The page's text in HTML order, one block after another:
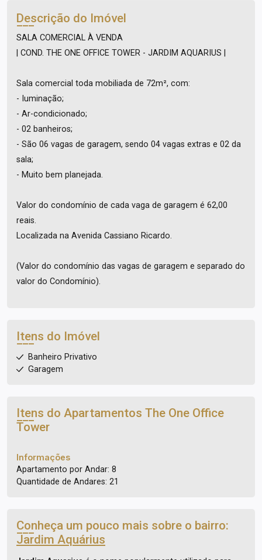
Descrição do Imóvel
SALA COMERCIAL À VENDA
| COND. THE ONE OFFICE TOWER - JARDIM AQUARIUS |
Sala comercial toda mobiliada de 72m², com:
- Iuminação;
- Ar-condicionado;
- 02 banheiros;
- São 06 vagas de garagem, sendo 04 vagas extras e 02 da
sala;
- Muito bem planejada.
Valor do condomínio de cada vaga de garagem é 62,00
reais.
Localizada na Avenida Cassiano Ricardo.
(Valor do condomínio das vagas de garagem e separado do
valor do Condomínio).
Itens do Imóvel
Banheiro Privativo
Garagem
Itens do Apartamentos The One Office
Tower
Informações
Apartamento por Andar: 8
Quantidade de Andares: 21
Conheça um pouco mais sobre o bairro:
Jardim Aquárius